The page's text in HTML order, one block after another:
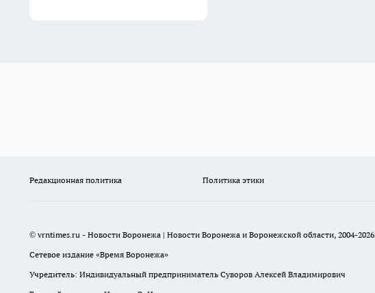
Редакционная политика Политика этики
© vrntimes.ru - Новости Воронежа | Новости Воронежа и Воронежской области, 2004-2026
Сетевое издание «Время Воронежа»
Учредитель: Индивидуальный предприниматель Суворов Алексей Владимирович